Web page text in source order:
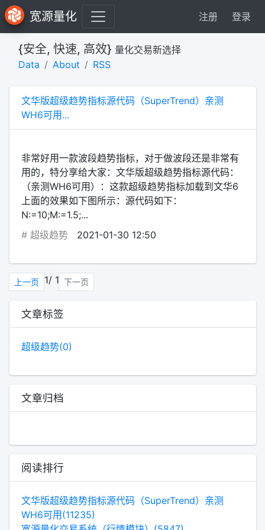
宽源量化 注册 登录
{安全, 快速, 高效} 量化交易新选择
Data
About RSS
文华版超级趋势指标源代码（SuperTrend）亲测
WH6可用...
非常好用一款波段趋势指标，对于做波段还是非常有
用的，特分享给大家：文华版超级趋势指标源代码：
（亲测WH6可用）：这款超级趋势指标加载到文华6
上面的效果如下图所示：源代码如下：
N:=10;M:=1.5;...
# 超级趋势 2021-01-30 12:50
上一页 1/ 1 下一页
文章标签
超级趋势(0)
文章归档
阅读排行
文华版超级趋势指标源代码（SuperTrend）亲测
WH6可用(11235)